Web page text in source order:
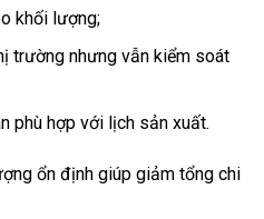
khối lượng;
trường nhưng vẫn kiểm soát
phù hợp với lịch sản xuất.
ổn định giúp giảm tổng chi